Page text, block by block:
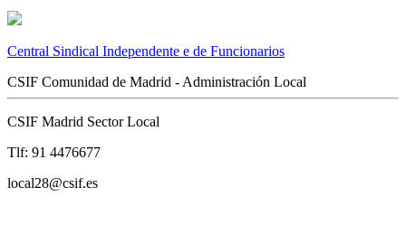
Central Sindical Independente e de Funcionarios
CSIF Comunidad de Madrid - Administración Local
CSIF Madrid Sector Local
Tlf: 91 4476677
local28@csif.es